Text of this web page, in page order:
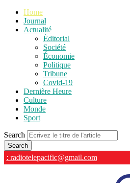
Home
Journal
Actualité
Éditorial
Société
Économie
Politique
Tribune
Covid-19
Dernière Heure
Culture
Monde
Sport
Search
: radiotelepacific@gmail.com